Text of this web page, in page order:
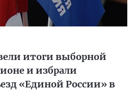
итоги выборной
и избрали
«Единой России» в